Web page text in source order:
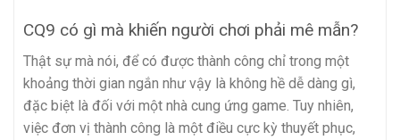
CQ9 có gì mà khiến người chơi phải mê mẫn?
Thật sự mà nói, để có được thành công chỉ trong một
khoảng thời gian ngắn như vậy là không hề dễ dàng gì,
đặc biệt là đối với một nhà cung ứng game. Tuy nhiên,
việc đơn vị thành công là một điều cực kỳ thuyết phục,